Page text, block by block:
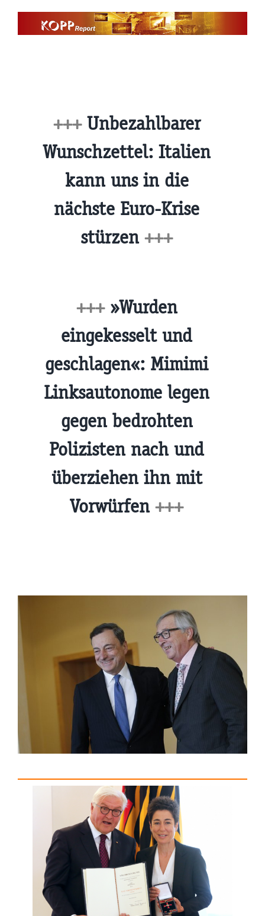
+++ Unbezahlbarer
Wunschzettel: Italien
kann uns in die
nächste Euro-Krise
stürzen +++
+++ »Wurden
eingekesselt und
geschlagen«: Mimimi
Linksautonome legen
gegen bedrohten
Polizisten nach und
überziehen ihn mit
Vorwürfen +++